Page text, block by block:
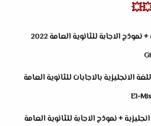
امتحان شامل لغة انجليزية + نموذج الاجابة للثانوية العامة 2022
الانجليزية بالاجابات للثانوية العامة
+ نموذج الاجابة للثانوية العامة